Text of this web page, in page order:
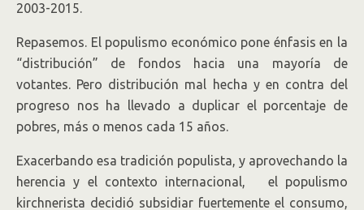
2003-2015.
Repasemos. El populismo económico pone énfasis en la
“distribución” de fondos hacia una mayoría de
votantes. Pero distribución mal hecha y en contra del
progreso nos ha llevado a duplicar el porcentaje de
pobres, más o menos cada 15 años.
Exacerbando esa tradición populista, y aprovechando la
herencia y el contexto internacional, el populismo
kirchnerista decidió subsidiar fuertemente el consumo,